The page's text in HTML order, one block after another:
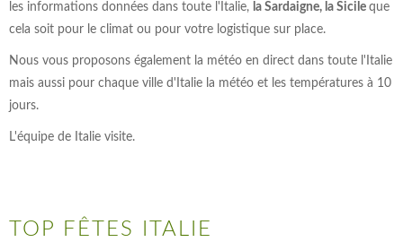
les informations données dans toute l'Italie, la Sardaigne, la Sicile que
cela soit pour le climat ou pour votre logistique sur place.
Nous vous proposons également la météo en direct dans toute l'Italie
mais aussi pour chaque ville d'Italie la météo et les températures à 10
jours.
L'équipe de Italie visite.
TOP FÊTES ITALIE